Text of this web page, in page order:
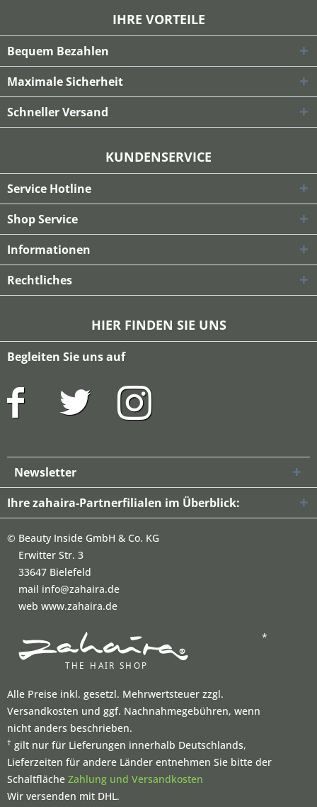
IHRE VORTEILE
Bequem Bezahlen
Maximale Sicherheit
Schneller Versand
KUNDENSERVICE
Service Hotline
Shop Service
Informationen
Rechtliches
HIER FINDEN SIE UNS
Begleiten Sie uns auf
Newsletter
Ihre zahaira-Partnerfilialen im Überblick:
© Beauty Inside GmbH & Co. KG
Erwitter Str. 3
33647 Bielefeld
mail info@zahaira.de
web www.zahaira.de
*
Alle Preise inkl. gesetzl. Mehrwertsteuer zzgl.
Versandkosten und ggf. Nachnahmegebühren, wenn
nicht anders beschrieben.
† gilt nur für Lieferungen innerhalb Deutschlands,
Lieferzeiten für andere Länder entnehmen Sie bitte der
Schaltfläche Zahlung und Versandkosten
Wir versenden mit DHL.